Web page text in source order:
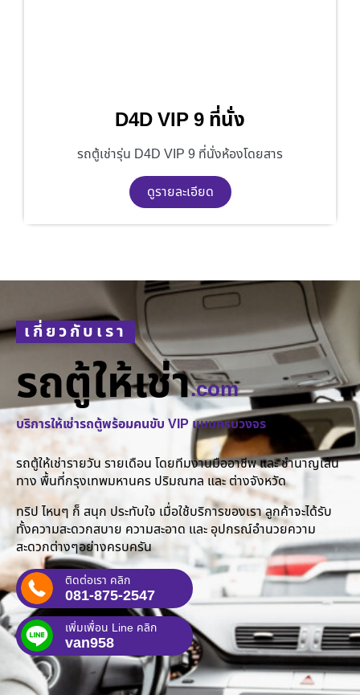
D4D VIP 9 ที่นั่ง
รถตู้เช่ารุ่น D4D VIP 9 ที่นั่งห้องโดยสาร
ดูรายละเอียด
เกี่ยวกับเรา
รถตู้ให้เช่า.com
บริการให้เช่ารถตู้พร้อมคนขับ VIP แบบครบวงจร
รถตู้ให้เช่ารายวัน รายเดือน โดยทีมงานมืออาชีพ และ ชำนาญเส้น
ทาง พื้นที่กรุงเทพมหานคร ปริมณฑล และ ต่างจังหวัด
ทริป ไหนๆ ก็ สนุก ประทับใจ เมื่อใช้บริการของเรา ลูกค้าจะได้รับ
ทั้งความสะดวกสบาย ความสะอาด และ อุปกรณ์อำนวยความ
สะดวกต่างๆอย่างครบครัน
ติดต่อเรา คลิก
081-875-2547
เพิ่มเพื่อน Line คลิก
van958